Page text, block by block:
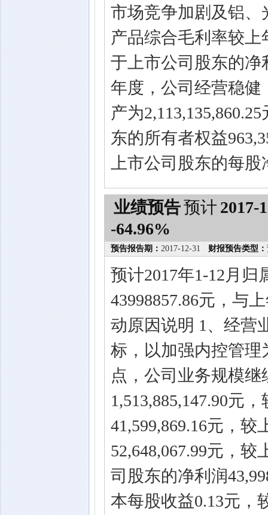
市场竞争加剧及铝
产品综合毛利率较上
于上市公司股东的净
年度，公司经营稳
产为
东的所有者权益
上市公司股东的每
业绩预告预计 2017-
-64.96%
预告报告期： 2017-12-31 财报预告类型：
预计2017年1-12月
43998857.86元，与
动原因说明 1、经营
标，以加强内控管
点，公司业务规模
1,513,885,147.90元
41,599,869.16元，
52,648,067.99元，
司股东的净利润
本每股收益0.13元，